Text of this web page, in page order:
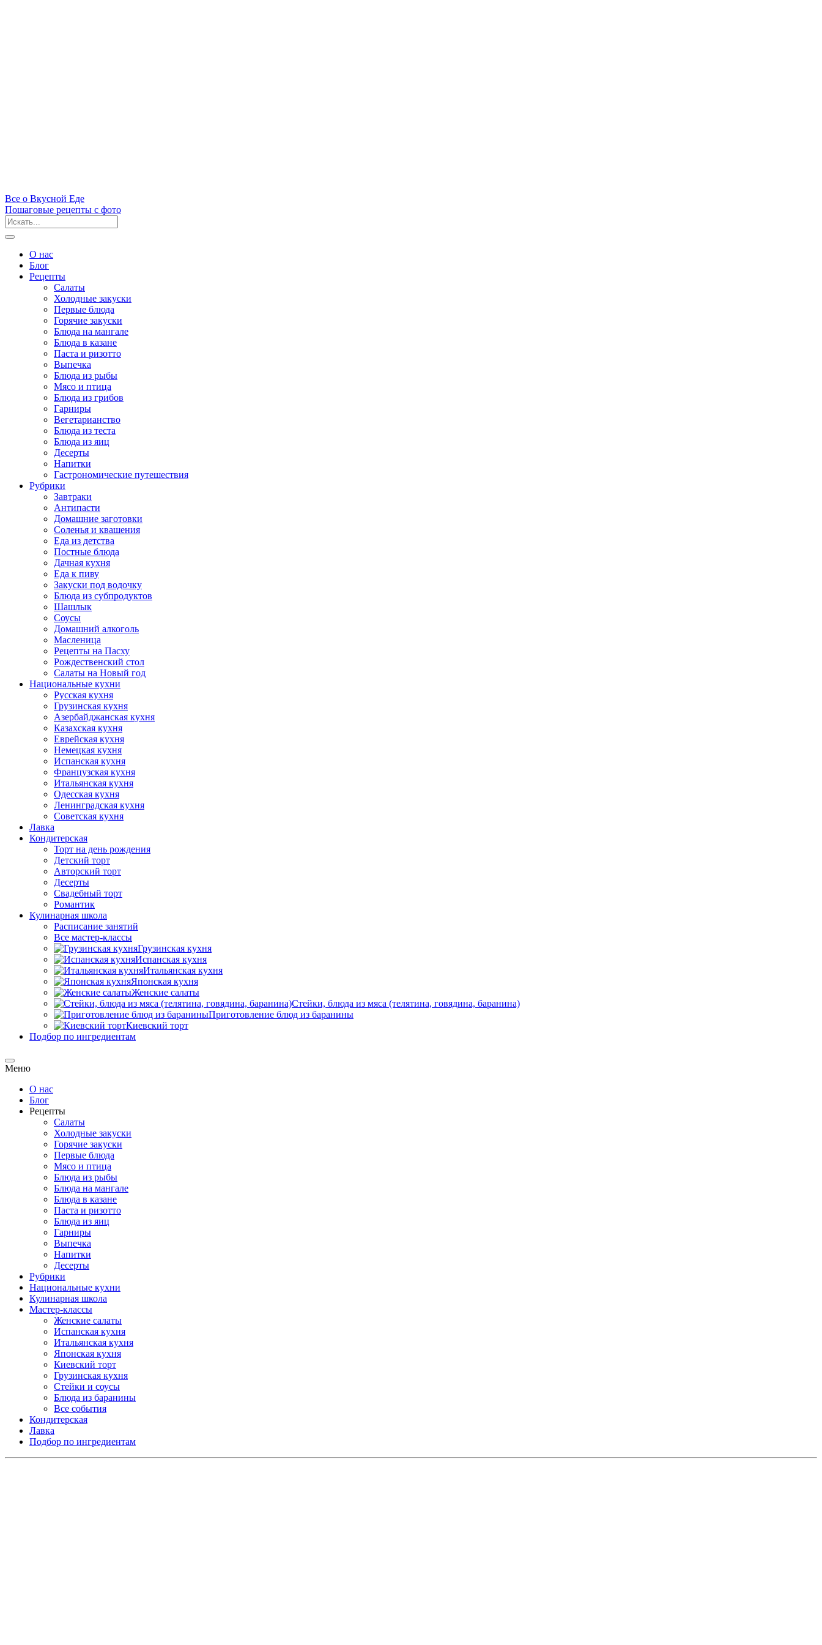
Все о Вкусной Еде
Пошаговые рецепты с фото
О нас
Блог
Рецепты
Салаты
Холодные закуски
Первые блюда
Горячие закуски
Блюда на мангале
Блюда в казане
Паста и ризотто
Выпечка
Блюда из рыбы
Мясо и птица
Блюда из грибов
Гарниры
Вегетарианство
Блюда из теста
Блюда из яиц
Десерты
Напитки
Гастрономические путешествия
Рубрики
Завтраки
Антипасти
Домашние заготовки
Соленья и квашения
Еда из детства
Постные блюда
Дачная кухня
Еда к пиву
Закуски под водочку
Блюда из субпродуктов
Шашлык
Соусы
Домашний алкоголь
Масленица
Рецепты на Пасху
Рождественский стол
Салаты на Новый год
Национальные кухни
Русская кухня
Грузинская кухня
Азербайджанская кухня
Казахская кухня
Еврейская кухня
Немецкая кухня
Испанская кухня
Французская кухня
Итальянская кухня
Одесская кухня
Ленинградская кухня
Советская кухня
Лавка
Кондитерская
Торт на день рождения
Детский торт
Авторский торт
Десерты
Свадебный торт
Романтик
Кулинарная школа
Расписание занятий
Все мастер-классы
Грузинская кухня
Испанская кухня
Итальянская кухня
Японская кухня
Женские салаты
Стейки, блюда из мяса (телятина, говядина, баранина)
Приготовление блюд из баранины
Киевский торт
Подбор по ингредиентам
Меню
О нас
Блог
Рецепты
Салаты
Холодные закуски
Горячие закуски
Первые блюда
Мясо и птица
Блюда из рыбы
Блюда на мангале
Блюда в казане
Паста и ризотто
Блюда из яиц
Гарниры
Выпечка
Напитки
Десерты
Рубрики
Национальные кухни
Кулинарная школа
Мастер-классы
Женские салаты
Испанская кухня
Итальянская кухня
Японская кухня
Киевский торт
Грузинская кухня
Стейки и соусы
Блюда из баранины
Все события
Кондитерская
Лавка
Подбор по ингредиентам